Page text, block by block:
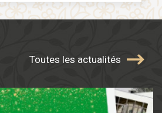
Toutes les actualités